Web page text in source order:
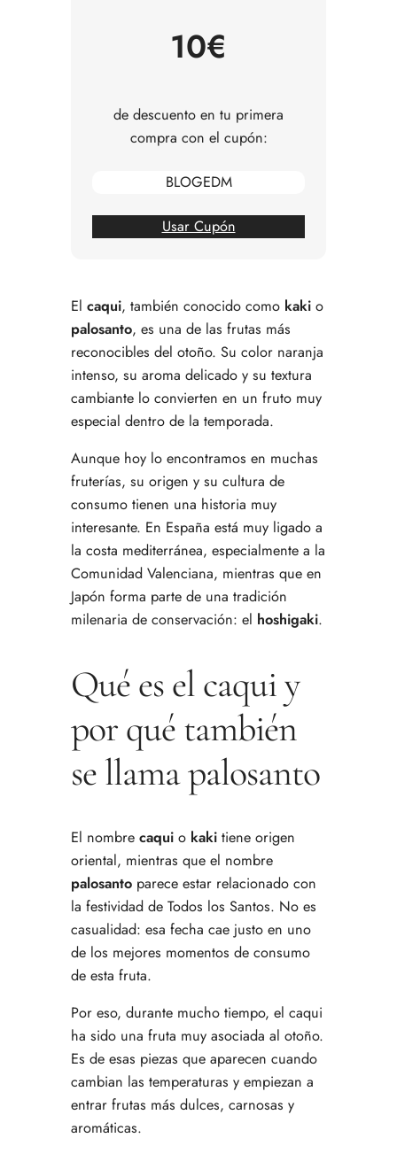
Qué sabor tiene el caqui
Cómo se elabora el hoshigaki
Cómo comer caqui en casa
Errores comunes al comprar o comer caqui
10€
de descuento en tu primera
compra con el cupón:
BLOGEDM
Usar Cupón
El caqui, también conocido como kaki o
palosanto, es una de las frutas más
reconocibles del otoño. Su color naranja
intenso, su aroma delicado y su textura
cambiante lo convierten en un fruto muy
especial dentro de la temporada.
Aunque hoy lo encontramos en muchas
fruterías, su origen y su cultura de
consumo tienen una historia muy
interesante. En España está muy ligado a
la costa mediterránea, especialmente a la
Comunidad Valenciana, mientras que en
Japón forma parte de una tradición
milenaria de conservación: el hoshigaki.
Qué es el caqui y
por qué también
se llama palosanto
El nombre caqui o kaki tiene origen
oriental, mientras que el nombre
palosanto parece estar relacionado con
la festividad de Todos los Santos. No es
casualidad: esa fecha cae justo en uno
de los mejores momentos de consumo
de esta fruta.
Por eso, durante mucho tiempo, el caqui
ha sido una fruta muy asociada al otoño.
Es de esas piezas que aparecen cuando
cambian las temperaturas y empiezan a
entrar frutas más dulces, carnosas y
aromáticas.